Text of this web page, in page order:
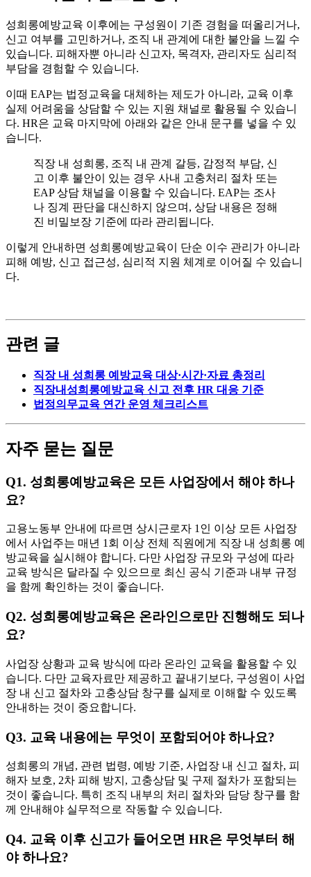
성희롱예방교육 이후에는 구성원이 기존 경험을 떠올리거나,
신고 여부를 고민하거나, 조직 내 관계에 대한 불안을 느낄 수
있습니다. 피해자뿐 아니라 신고자, 목격자, 관리자도 심리적
부담을 경험할 수 있습니다.
이때 EAP는 법정교육을 대체하는 제도가 아니라, 교육 이후
실제 어려움을 상담할 수 있는 지원 채널로 활용될 수 있습니
다. HR은 교육 마지막에 아래와 같은 안내 문구를 넣을 수 있
습니다.
직장 내 성희롱, 조직 내 관계 갈등, 감정적 부담, 신
고 이후 불안이 있는 경우 사내 고충처리 절차 또는
EAP 상담 채널을 이용할 수 있습니다. EAP는 조사
나 징계 판단을 대신하지 않으며, 상담 내용은 정해
진 비밀보장 기준에 따라 관리됩니다.
이렇게 안내하면 성희롱예방교육이 단순 이수 관리가 아니라
피해 예방, 신고 접근성, 심리적 지원 체계로 이어질 수 있습니
다.
관련 글
직장 내 성희롱 예방교육 대상·시간·자료 총정리
직장내성희롱예방교육 신고 전후 HR 대응 기준
법정의무교육 연간 운영 체크리스트
자주 묻는 질문
Q1. 성희롱예방교육은 모든 사업장에서 해야 하나
요?
고용노동부 안내에 따르면 상시근로자 1인 이상 모든 사업장
에서 사업주는 매년 1회 이상 전체 직원에게 직장 내 성희롱 예
방교육을 실시해야 합니다. 다만 사업장 규모와 구성에 따라
교육 방식은 달라질 수 있으므로 최신 공식 기준과 내부 규정
을 함께 확인하는 것이 좋습니다.
Q2. 성희롱예방교육은 온라인으로만 진행해도 되나
요?
사업장 상황과 교육 방식에 따라 온라인 교육을 활용할 수 있
습니다. 다만 교육자료만 제공하고 끝내기보다, 구성원이 사업
장 내 신고 절차와 고충상담 창구를 실제로 이해할 수 있도록
안내하는 것이 중요합니다.
Q3. 교육 내용에는 무엇이 포함되어야 하나요?
성희롱의 개념, 관련 법령, 예방 기준, 사업장 내 신고 절차, 피
해자 보호, 2차 피해 방지, 고충상담 및 구제 절차가 포함되는
것이 좋습니다. 특히 조직 내부의 처리 절차와 담당 창구를 함
께 안내해야 실무적으로 작동할 수 있습니다.
Q4. 교육 이후 신고가 들어오면 HR은 무엇부터 해
야 하나요?